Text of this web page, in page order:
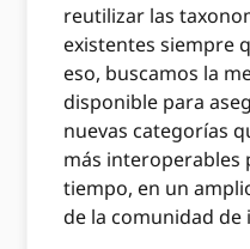
reutilizar las
existentes siempre
eso, buscamos la
disponible para
nuevas categorías
más interoperables
tiempo, en un
de la comunidad de